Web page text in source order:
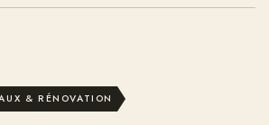
& RÉNOVATION